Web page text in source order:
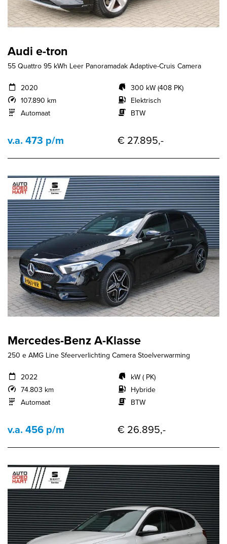
Audi e-tron
55 Quattro 95 kWh Leer Panoramadak Adaptive-Cruis Camera
2020
107.890 km
Automaat
300 kW (408 PK)
Elektrisch
BTW
v.a. 473 p/m € 27.895,-
Mercedes-Benz A-Klasse
250 e AMG Line Sfeerverlichting Camera Stoelverwarming
2022
74.803 km
Automaat
kW ( PK)
Hybride
BTW
v.a. 456 p/m € 26.895,-